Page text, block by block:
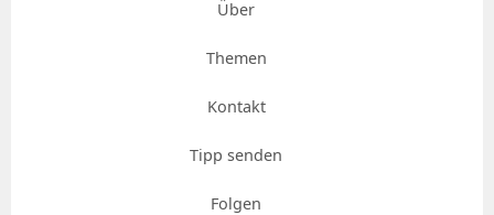
Über
Themen
Kontakt
Tipp senden
Folgen